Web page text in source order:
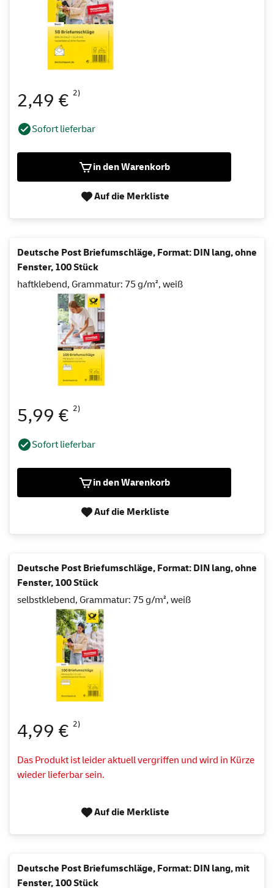
2,49 € 2)
Sofort lieferbar
in den Warenkorb
Auf die Merkliste
Deutsche Post Briefumschläge, Format: DIN lang, ohne
Fenster, 100 Stück
haftklebend, Grammatur: 75 g/m², weiß
5,99 € 2)
Sofort lieferbar
in den Warenkorb
Auf die Merkliste
Deutsche Post Briefumschläge, Format: DIN lang, ohne
Fenster, 100 Stück
selbstklebend, Grammatur: 75 g/m², weiß
4,99 € 2)
Das Produkt ist leider aktuell vergriffen und wird in Kürze
wieder lieferbar sein.
Auf die Merkliste
Deutsche Post Briefumschläge, Format: DIN lang, mit
Fenster, 100 Stück